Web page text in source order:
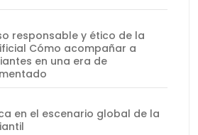
responsable y ético de la
Cómo acompañar a
en una era de
en el escenario global de la